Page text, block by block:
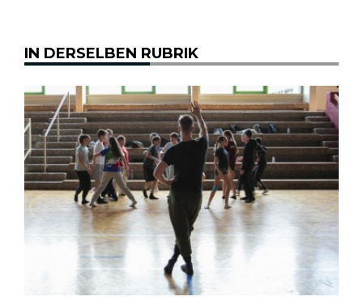
IN DERSELBEN RUBRIK